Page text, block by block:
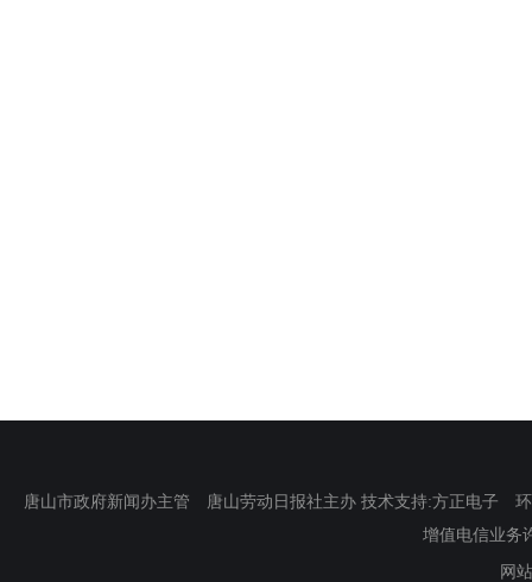
唐山市政府新闻办主管 唐山劳动日报社主办 技术支持:方正电子
增值电信业务
网